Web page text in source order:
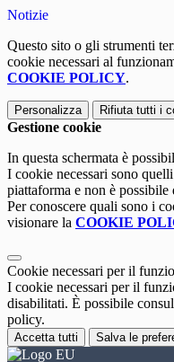
Notizie
Questo sito o gli strumenti
cookie necessari al
COOKIE POLICY.
Personalizza Rifiuta tutti i
Gestione cookie
In questa schermata è
I cookie necessari sono
piattaforma e non è
Per conoscere quali sono i
visionare la COOKIE
Cookie necessari per il
I cookie necessari per il
disabilitati. È possibile
policy.
Accetta tutti Salva le